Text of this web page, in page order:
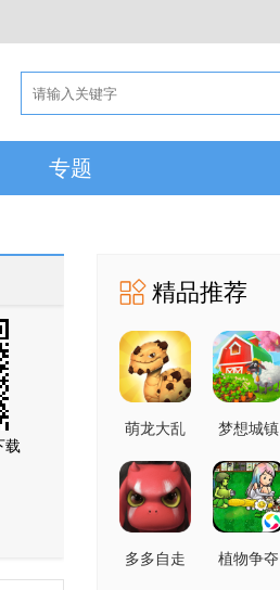
专题
载
精品推荐
萌龙大乱
机版
梦想城镇
新版
多多自走
植物争夺